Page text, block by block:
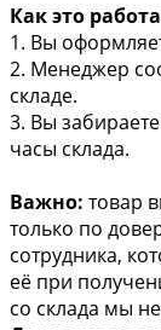
Как это
1. Вы
2. Менеджер
складе.
3. Вы
часы склада.
Важно: товар
только по
сотрудника,
её при
со склада мы